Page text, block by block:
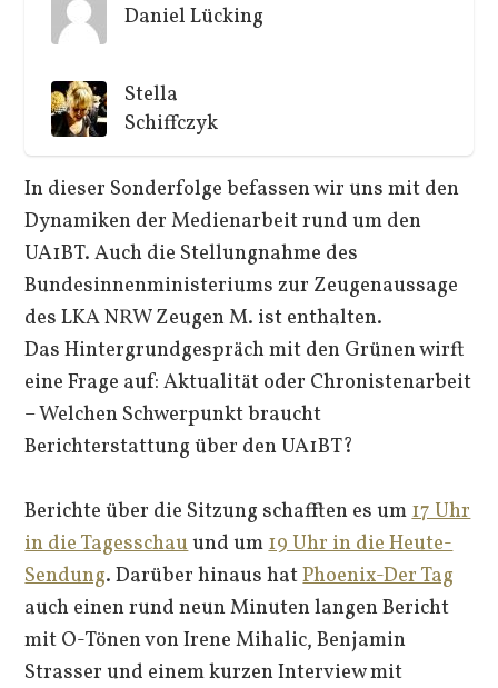
Daniel Lücking
Stella
Schiffczyk
In dieser Sonderfolge befassen wir uns mit den
Dynamiken der Medienarbeit rund um den
UA1BT. Auch die Stellungnahme des
Bundesinnenministeriums zur Zeugenaussage
des LKA NRW Zeugen M. ist enthalten.
Das Hintergrundgespräch mit den Grünen wirft
eine Frage auf: Aktualität oder Chronistenarbeit
– Welchen Schwerpunkt braucht
Berichterstattung über den UA1BT?
Berichte über die Sitzung schafften es um17 Uhr
in die Tagesschauund um19 Uhr in die Heute-
Sendung. Darüber hinaus hatPhoenix-Der Tag
auch einen rund neun Minuten langen Bericht
mit O-Tönen von Irene Mihalic, Benjamin
Strasser und einem kurzen Interview mit